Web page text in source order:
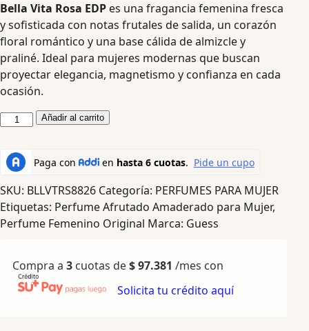
Bella Vita Rosa EDP es una fragancia femenina fresca
y sofisticada con notas frutales de salida, un corazón
floral romántico y una base cálida de almizcle y
praliné. Ideal para mujeres modernas que buscan
proyectar elegancia, magnetismo y confianza en cada
ocasión.
Añadir al carrito
SKU: BLLVTRS8826 Categoría: PERFUMES PARA MUJER
Etiquetas: Perfume Afrutado Amaderado para Mujer,
Perfume Femenino Original Marca: Guess
Compra a 3 cuotas de$97.381 /mes con
Solicita tu crédito aquí